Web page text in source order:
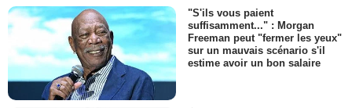
"S'ils vous paient
suffisamment..." : Morgan
Freeman peut "fermer les yeux"
sur un mauvais scénario s'il
estime avoir un bon salaire